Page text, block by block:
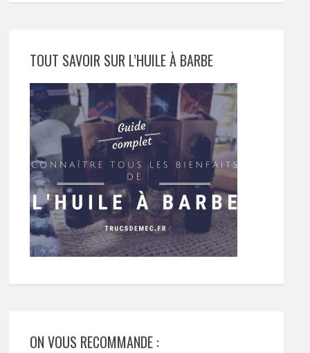
TOUT SAVOIR SUR L’HUILE À BARBE
ON VOUS RECOMMANDE :